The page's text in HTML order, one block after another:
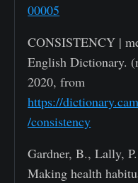
00005
CONSISTENCY |
English Dictionary.
2020, from
https://
/consistency
Gardner, B., Lally,
Making health